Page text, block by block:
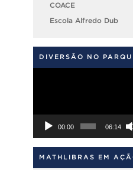
COACE
Escola Alfredo Dub
DIVERSÃO NO
00:00 06:14
MATHLIBRAS EM